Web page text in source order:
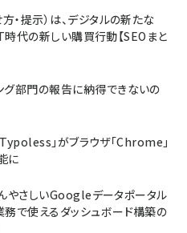
・提示）は、デジタルの新たな
時代の新しい購買行動【SEOまと
グ部門の報告に納得できないの
」がブラウザ「Chrome」
に
やさしいGoogleデータポータル
で使えるダッシュボード構築の